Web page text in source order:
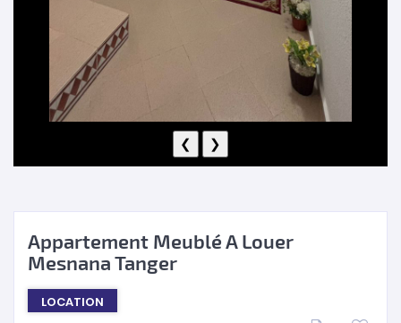
❮ ❯
Appartement Meublé A Louer
Mesnana Tanger
LOCATION